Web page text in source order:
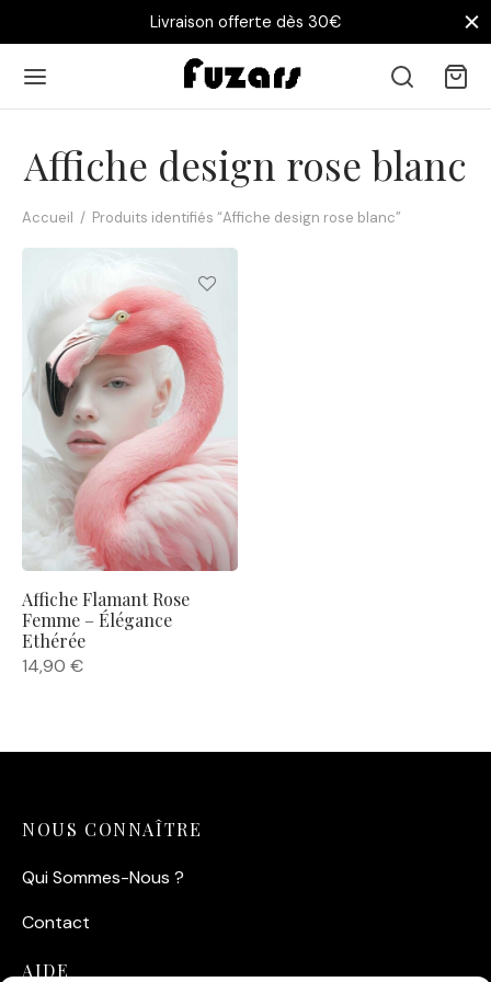
Livraison offerte dès 30€
Affiche design rose blanc
Accueil / Produits identifiés “Affiche design rose blanc”
Affiche Flamant Rose
Femme – Élégance
Ethérée
14,90 €
NOUS CONNAÎTRE
Qui Sommes-Nous ?
Contact
AIDE